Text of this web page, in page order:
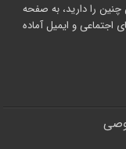
چنین را دارید، به صفحه
اجتماعی و ایمیل آماده